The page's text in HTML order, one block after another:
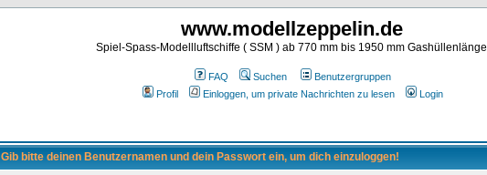
www.modellzeppelin.de
Spiel-Spass-Modellluftschiffe ( SSM ) ab 770 mm bis 1950 mm Gashüllenlänge
FAQ Suchen
Benutzergruppen
Profil
Einloggen, um private Nachrichten zu lesen Login
Gib bitte deinen Benutzernamen und dein Passwort ein, um dich einzuloggen!